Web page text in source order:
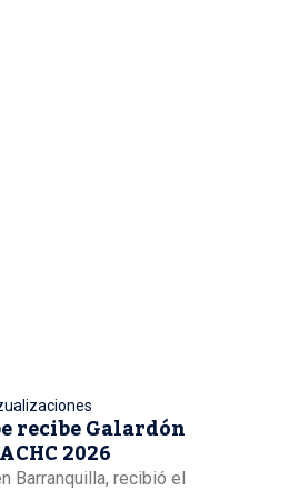
recibe Galardón
2026
Barranquilla, recibió el